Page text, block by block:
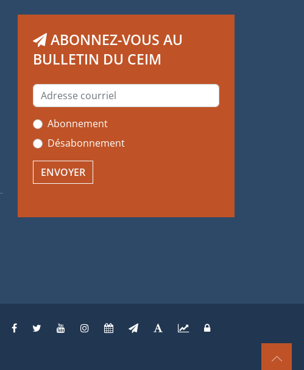
ABONNEZ-VOUS AU
BULLETIN DU CEIM
Abonnement
Désabonnement